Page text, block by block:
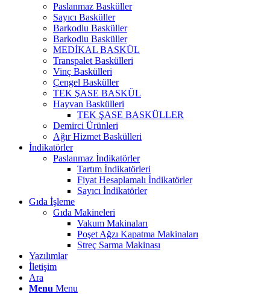
Paslanmaz Basküller
Sayıcı Basküller
Barkodlu Basküller
Barkodlu Basküller
MEDİKAL BASKÜL
Transpalet Baskülleri
Vinç Baskülleri
Çengel Basküller
TEK ŞASE BASKÜL
Hayvan Baskülleri
TEK ŞASE BASKÜLLER
Demirci Ürünleri
Ağır Hizmet Baskülleri
İndikatörler
Paslanmaz İndikatörler
Tartım İndikatörleri
Fiyat Hesaplamalı İndikatörler
Sayıcı İndikatörler
Gıda İşleme
Gıda Makineleri
Vakum Makinaları
Poşet Ağzı Kapatma Makinaları
Streç Sarma Makinası
Yazılımlar
İletişim
Ara
Menu Menu